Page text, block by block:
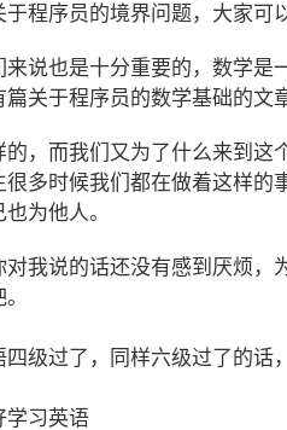
程序员的境界问题，大家可
说也是十分重要的，数学是
关于程序员的数学基础的文
，而我们又为了什么来到这
多时候我们都在做着这样的
为他人。
我说的话还没有感到厌烦
级过了，同样六级过了的话
学习英语